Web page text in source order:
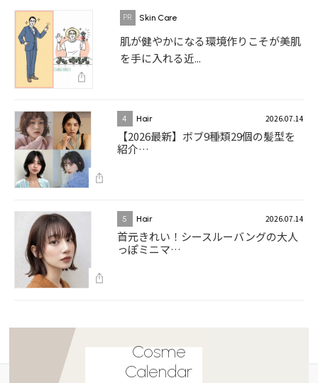
Skin Care
肌が健やかになる環境作りこそが美肌
を手に入れる近...
4 Hair 2026.07.14
【2026最新】ボブ9種類29個の髪型を
紹介…
5 Hair 2026.07.14
首元きれい！シースルーバングの大人
っぽミニマ…
Cosme
Calendar